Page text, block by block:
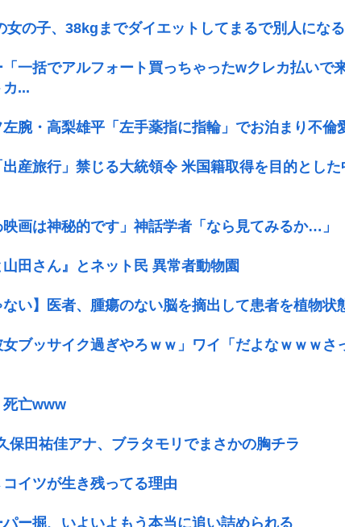
女の子、38kgまでダイエットしてまるで別人になる
一括でアルフォート買っちゃったwクレカ払いで
...
左腕・高梨雄平「左手薬指に指輪」でお泊まり不倫
出産旅行」禁じる大統領令 米国籍取得を目的とし
画は神秘的です」神話学者「なら見てみるか…」
山田さん』とネット民 異常者動物園
ない】医者、腫瘍のない脳を摘出して患者を植物状
ブッサイク過ぎやろｗｗ」ワイ「だよなｗｗｗさ
死亡www
保田祐佳アナ、ブラタモリでまさかの胸チラ
イツが生き残ってる理由
ー掘、いよいよもう本当に追い詰められる